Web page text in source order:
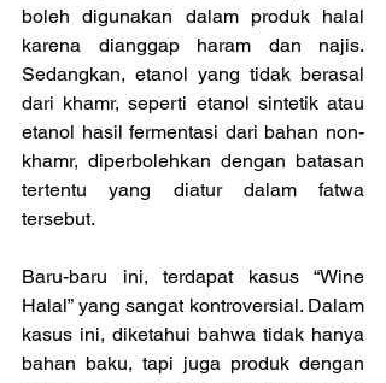
boleh digunakan dalam produk halal
karena dianggap haram dan najis.
Sedangkan, etanol yang tidak berasal
dari khamr, seperti etanol sintetik atau
etanol hasil fermentasi dari bahan non-
khamr, diperbolehkan dengan batasan
tertentu yang diatur dalam fatwa
tersebut.
Baru-baru ini, terdapat kasus “Wine
Halal” yang sangat kontroversial. Dalam
kasus ini, diketahui bahwa tidak hanya
bahan baku, tapi juga produk dengan